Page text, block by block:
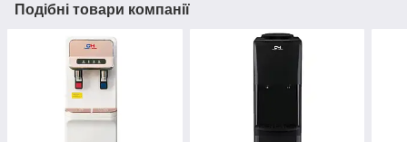
Подібні товари компанії